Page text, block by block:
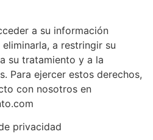
a su información
a restringir su
su tratamiento y a la
Para ejercer estos derechos,
con nosotros en
privacidad